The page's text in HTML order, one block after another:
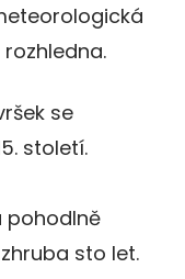
se
století.
pohodlně
sto let.